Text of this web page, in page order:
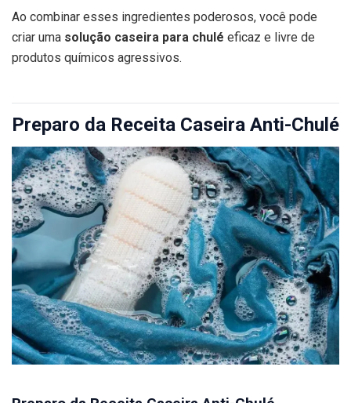
Ao combinar esses ingredientes poderosos, você pode
criar uma solução caseira para chulé eficaz e livre de
produtos químicos agressivos.
Preparo da Receita Caseira Anti-Chulé